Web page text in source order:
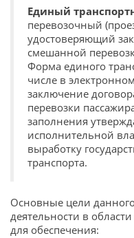
Единый
перевозочный
удостоверяющий
смешанной
Форма единого
числе в
заключение
перевозки
заполнения
исполнительной
выработку
транспорта.
Основные цели
деятельности в
для обеспечения: